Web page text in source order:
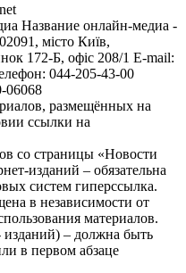
Название онлайн-медиа -
місто Київ,
172-Б, офіс 208/1 E-mail:
044-205-43-00
06068
размещённых на
ссылки на
со страницы «Новости
изданий – обязательна
систем гиперссылка.
в независимости от
материалов.
изданий) – должна быть
в первом абзаце